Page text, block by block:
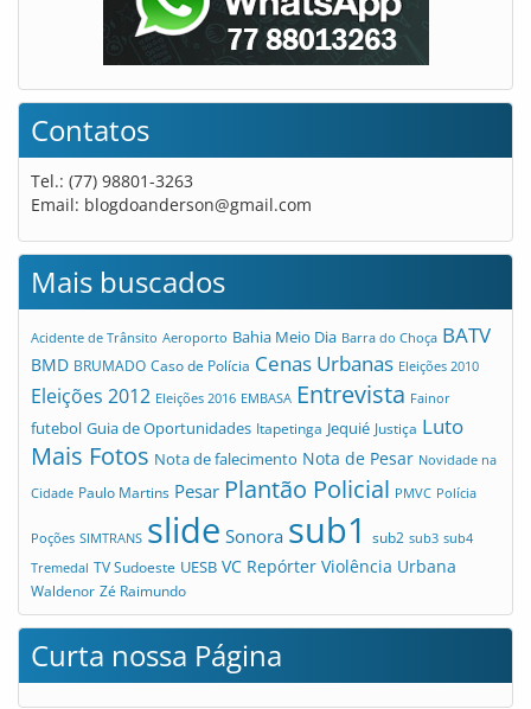
Contatos
Tel.: (77) 98801-3263
Email: blogdoanderson@gmail.com
Mais buscados
Acidente de Trânsito Aeroporto Bahia Meio Dia Barra do Choça BATV
BMD BRUMADO Caso de Polícia Cenas Urbanas Eleições 2010
Eleições 2012 Eleições 2016 EMBASA Entrevista Fainor
futebol Guia de Oportunidades Itapetinga Jequié Justiça Luto
Mais Fotos Nota de falecimento Nota de Pesar Novidade na
Cidade Paulo Martins Pesar Plantão Policial PMVC Polícia
Poções SIMTRANS slide Sonora sub1 sub2 sub3 sub4
Tremedal TV Sudoeste UESB VC Repórter Violência Urbana
Waldenor Zé Raimundo
Curta nossa Página